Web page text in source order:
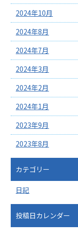
2024年10月
2024年8月
2024年7月
2024年3月
2024年2月
2024年1月
2023年9月
2023年8月
カテゴリー
日記
投稿日カレンダー